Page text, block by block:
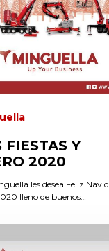
FIESTAS Y
2020
les desea Feliz
lleno de buenos…